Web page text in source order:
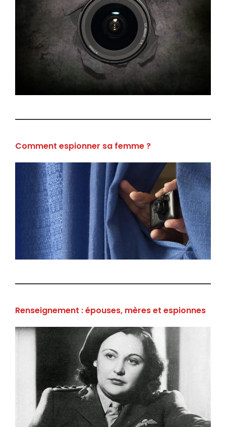
Comment espionner sa femme ?
Renseignement : épouses, mères et espionnes